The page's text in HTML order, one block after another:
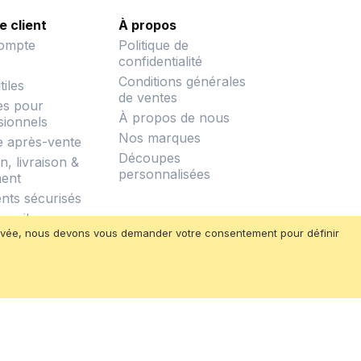
nous devons vous demander votre consentement pour définir
client
pour
après-vente
livraison &
sécurisés
À propos
Politique de
confidentialité
Conditions générales
de ventes
À propos de nous
Nos marques
Découpes
personnalisées